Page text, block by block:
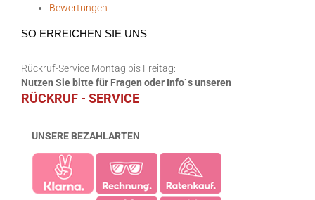
Bewertungen
SO ERREICHEN SIE UNS
Rückruf-Service Montag bis Freitag:
Nutzen Sie bitte für Fragen oder Info`s unseren
RÜCKRUF - SERVICE
UNSERE BEZAHLARTEN